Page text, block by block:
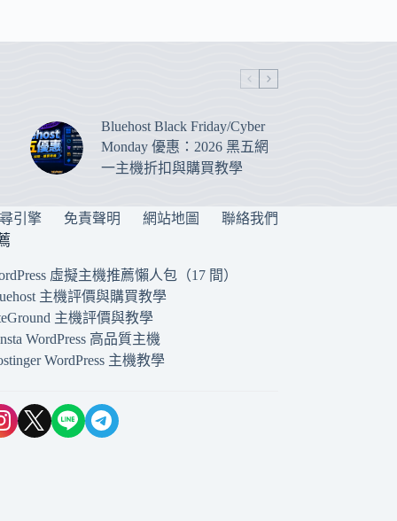
Bluehost Black Friday/Cyber
Monday 優惠：2026 黑五網
一主機折扣與購買教學
引擎 免責聲明 網站地圖 聯絡我們
虛擬主機推薦懶人包（17 間）
主機評價與購買教學
主機評價與教學
WordPress 高品質主機
WordPress 主機教學